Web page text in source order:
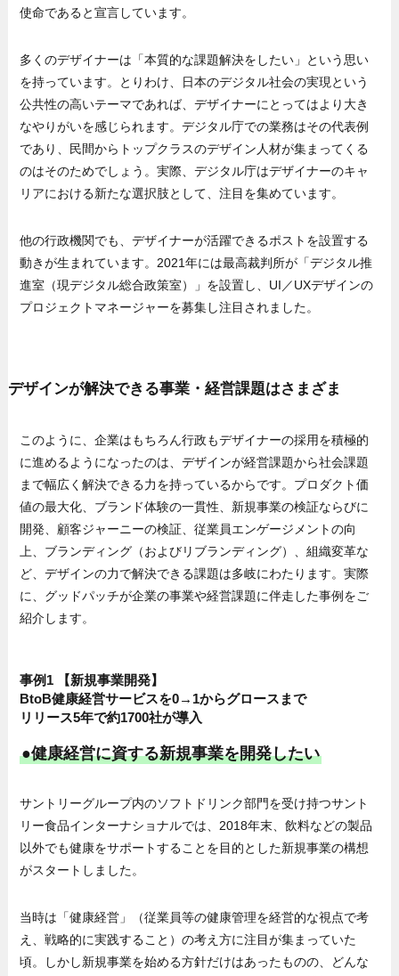
使命であると宣言しています。
多くのデザイナーは「本質的な課題解決をしたい」という思い
を持っています。とりわけ、日本のデジタル社会の実現という
公共性の高いテーマであれば、デザイナーにとってはより大き
なやりがいを感じられます。デジタル庁での業務はその代表例
であり、民間からトップクラスのデザイン人材が集まってくる
のはそのためでしょう。実際、デジタル庁はデザイナーのキャ
リアにおける新たな選択肢として、注目を集めています。
他の行政機関でも、デザイナーが活躍できるポストを設置する
動きが生まれています。2021年には最高裁判所が「デジタル推
進室（現デジタル総合政策室）」を設置し、UI／UXデザインの
プロジェクトマネージャーを募集し注目されました。
デザインが解決できる事業・経営課題はさまざま
このように、企業はもちろん行政もデザイナーの採用を積極的
に進めるようになったのは、デザインが経営課題から社会課題
まで幅広く解決できる力を持っているからです。プロダクト価
値の最大化、ブランド体験の一貫性、新規事業の検証ならびに
開発、顧客ジャーニーの検証、従業員エンゲージメントの向
上、ブランディング（およびリブランディング）、組織変革な
ど、デザインの力で解決できる課題は多岐にわたります。実際
に、グッドパッチが企業の事業や経営課題に伴走した事例をご
紹介します。
事例1 【新規事業開発】
BtoB健康経営サービスを0→1からグロースまで
リリース5年で約1700社が導入
●健康経営に資する新規事業を開発したい
サントリーグループ内のソフトドリンク部門を受け持つサント
リー食品インターナショナルでは、2018年末、飲料などの製品
以外でも健康をサポートすることを目的とした新規事業の構想
がスタートしました。
当時は「健康経営」（従業員等の健康管理を経営的な視点で考
え、戦略的に実践すること）の考え方に注目が集まっていた
頃。しかし新規事業を始める方針だけはあったものの、どんな